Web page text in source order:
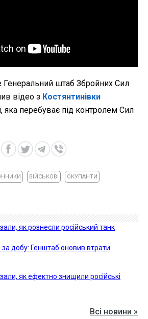
Генеральний штаб Збройних Сил
відео з Костянтинівки
яка перебуває під контролем Сил
ВІЙСЬКОВІ ОКУПАНТИ
як рознесли російський танк
за добу: Генштаб оновив втрати
як ефектно знищили російські
Всі новини »